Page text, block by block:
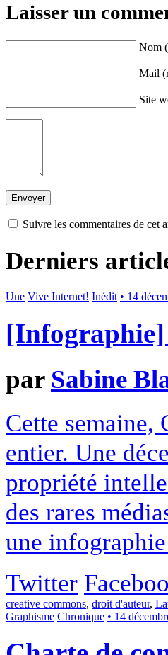
Laisser un
Nom
Mail
Site
Suivre les commentaires de cet
Derniers
Une Vive Internet! Inédit • 14
[Infographie]
par Sabine
Cette semaine,
entier. Une
propriété
des rares
une
Twitter
creative commons, droit d'auteur,
Graphisme Chronique • 14